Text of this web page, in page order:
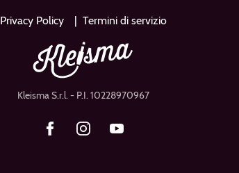
Privacy Policy Termini di servizio
Kleisma S.r.l.- P.I. 10228970967
FacebookInstagram